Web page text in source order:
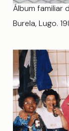
Álbum familiar
Burela, Lugo.